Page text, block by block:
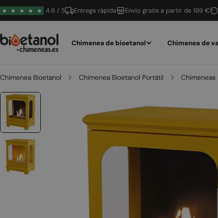
Saltar
al
4.6 / 5 Entrega rápida Envío gratis a partir de 199 €
Chimenea de bioetanol Chimenea de
Chimenea Bioetanol Chimenea Bioetanol Portátil Chimeneas